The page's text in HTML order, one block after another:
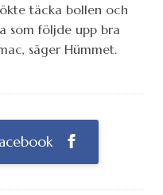
täcka bollen och
som följde upp bra
säger Hümmet.